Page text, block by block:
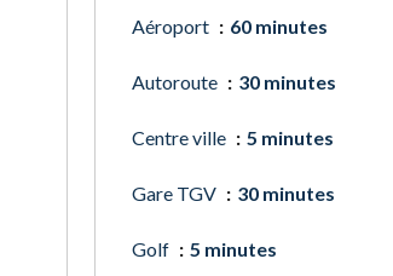
Aéroport 60 minutes
Autoroute 30 minutes
Centre ville 5 minutes
Gare TGV 30 minutes
Golf 5 minutes